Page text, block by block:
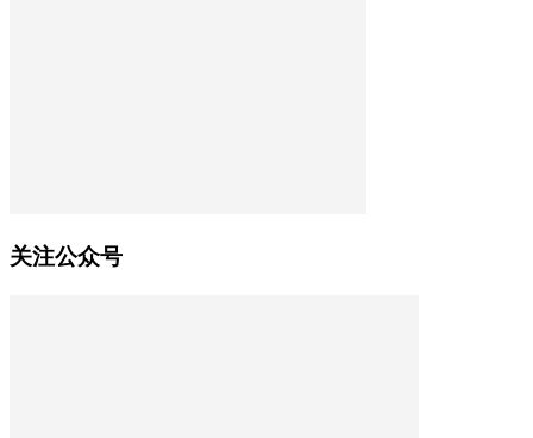
关注公众号